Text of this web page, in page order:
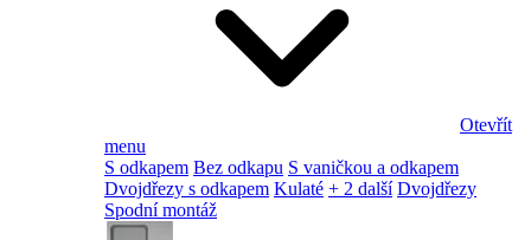
Otevřít
menu
S odkapem Bez odkapu S vaničkou a odkapem
Dvojdřezy s odkapem Kulaté + 2 další Dvojdřezy
Spodní montáž